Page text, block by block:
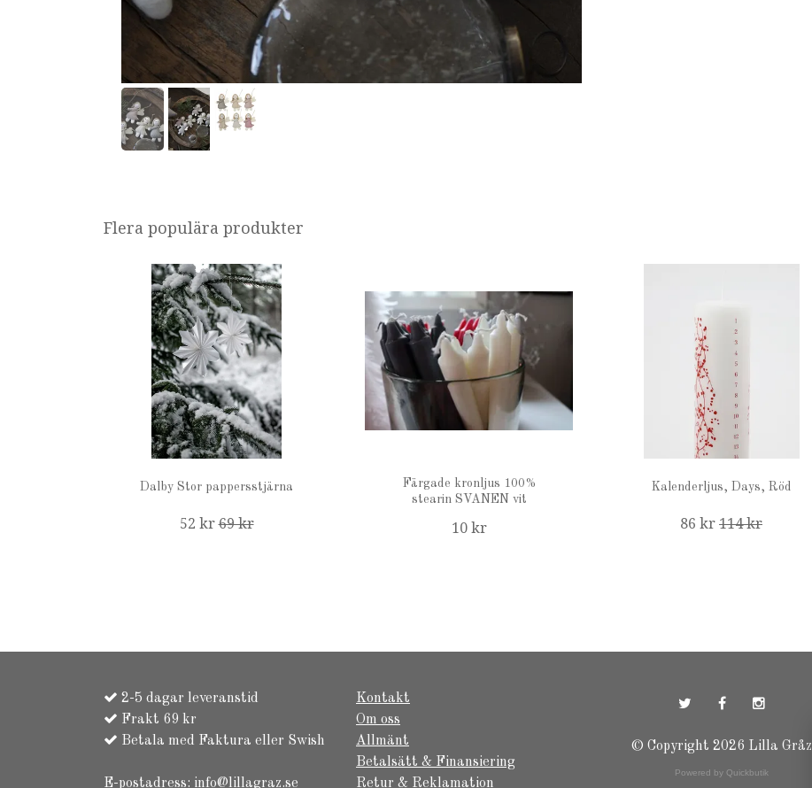
Flera populära produkter
Dalby Stor pappersstjärna
52 kr69 kr
Färgade kronljus 100%
stearin SVANEN vit
10 kr
Kalenderljus, Days, Röd
86 kr 114 kr
2-5 dagar leveranstid
Frakt 69 kr
Betala med Faktura eller Swish
E-postadress: info@lillagraz.se
Kontakt
Om oss
Allmänt
Betalsätt & Finansiering
Retur & Reklamation
© Copyright 2026 Lilla Gråz
Powered by Quickbutik